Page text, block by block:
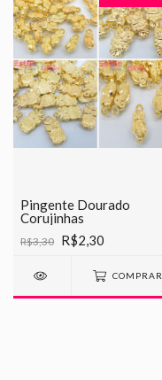
Pingente Dourado
Corujinhas
R$3,30 R$2,30
COMPRAR